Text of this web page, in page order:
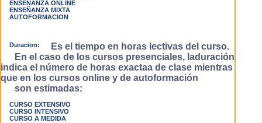
ENSEÑANZA ONLINE
ENSEÑANZA MIXTA
AUTOFORMACION
Duracion:
Es el tiempo en horas lectivas del curso.
En el caso de los cursos presenciales, laduración
indica el número de horas exactaa de clase mientras
que en los cursos online y de autoformación
son estimadas:
CURSO EXTENSIVO
CURSO INTENSIVO
CURSO A MEDIDA